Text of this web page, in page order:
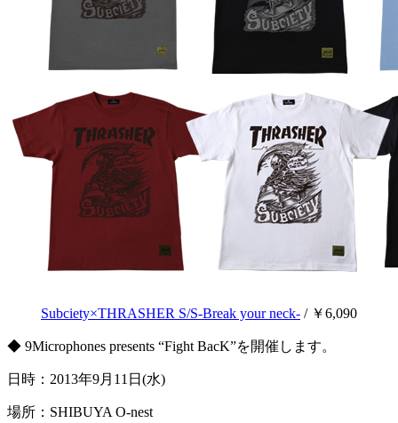
Subciety×THRASHER S/S-Break your neck- / ￥6,090
◆ 9Microphones presents “Fight BacK”を開催します。
日時：2013年9月11日(水)
場所：SHIBUYA O-nest